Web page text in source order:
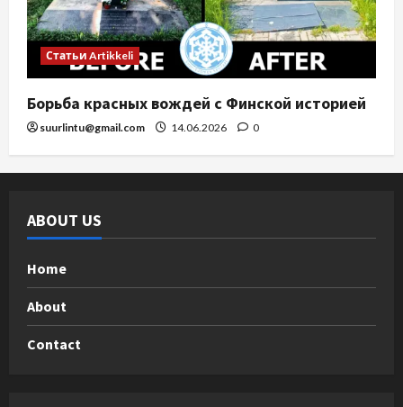
Статьи Artikkeli
Борьба красных вождей с Финской историей
suurlintu@gmail.com 14.06.2026 0
ABOUT US
Home
About
Contact